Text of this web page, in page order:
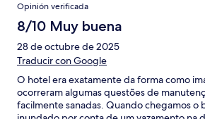
Opinión verificada
8/10 Muy buena
28 de octubre de 2025
Traducir con Google
O hotel era exatamente da forma como
ocorreram algumas questões de
facilmente sanadas. Quando chegamos o